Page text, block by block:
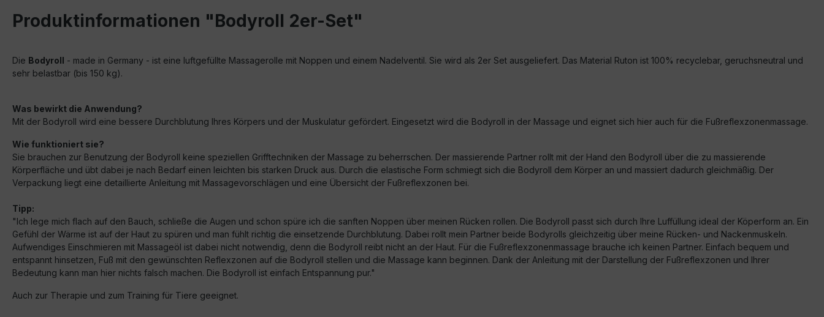
Produktinformationen "Bodyroll 2er-Set"
Die Bodyroll - made in Germany - ist eine luftgefüllte Massagerolle mit Noppen und einem Nadelventil. Sie wird als 2er Set ausgeliefert. Das Material Ruton ist 100% recyclebar, geruchsneutral und
sehr belastbar (bis 150 kg).
Was bewirkt die Anwendung?
Mit der Bodyroll wird eine bessere Durchblutung Ihres Körpers und der Muskulatur gefördert. Eingesetzt wird die Bodyroll in der Massage und eignet sich hier auch für die Fußreflexzonenmassage.
Wie funktioniert sie?
Sie brauchen zur Benutzung der Bodyroll keine speziellen Grifftechniken der Massage zu beherrschen. Der massierende Partner rollt mit der Hand den Bodyroll über die zu massierende
Körperfläche und übt dabei je nach Bedarf einen leichten bis starken Druck aus. Durch die elastische Form schmiegt sich die Bodyroll dem Körper an und massiert dadurch gleichmäßig. Der
Verpackung liegt eine detaillierte Anleitung mit Massagevorschlägen und eine Übersicht der Fußreflexzonen bei.
Tipp:
"Ich lege mich flach auf den Bauch, schließe die Augen und schon spüre ich die sanften Noppen über meinen Rücken rollen. Die Bodyroll passt sich durch Ihre Luffüllung ideal der Köperform an. Ein
Gefühl der Wärme ist auf der Haut zu spüren und man fühlt richtig die einsetzende Durchblutung. Dabei rollt mein Partner beide Bodyrolls gleichzeitig über meine Rücken- und Nackenmuskeln.
Aufwendiges Einschmieren mit Massageöl ist dabei nicht notwendig, denn die Bodyroll reibt nicht an der Haut. Für die Fußreflexzonenmassage brauche ich keinen Partner. Einfach bequem und
entspannt hinsetzen, Fuß mit den gewünschten Reflexzonen auf die Bodyroll stellen und die Massage kann beginnen. Dank der Anleitung mit der Darstellung der Fußreflexzonen und Ihrer
Bedeutung kann man hier nichts falsch machen. Die Bodyroll ist einfach Entspannung pur."
Auch zur Therapie und zum Training für Tiere geeignet.